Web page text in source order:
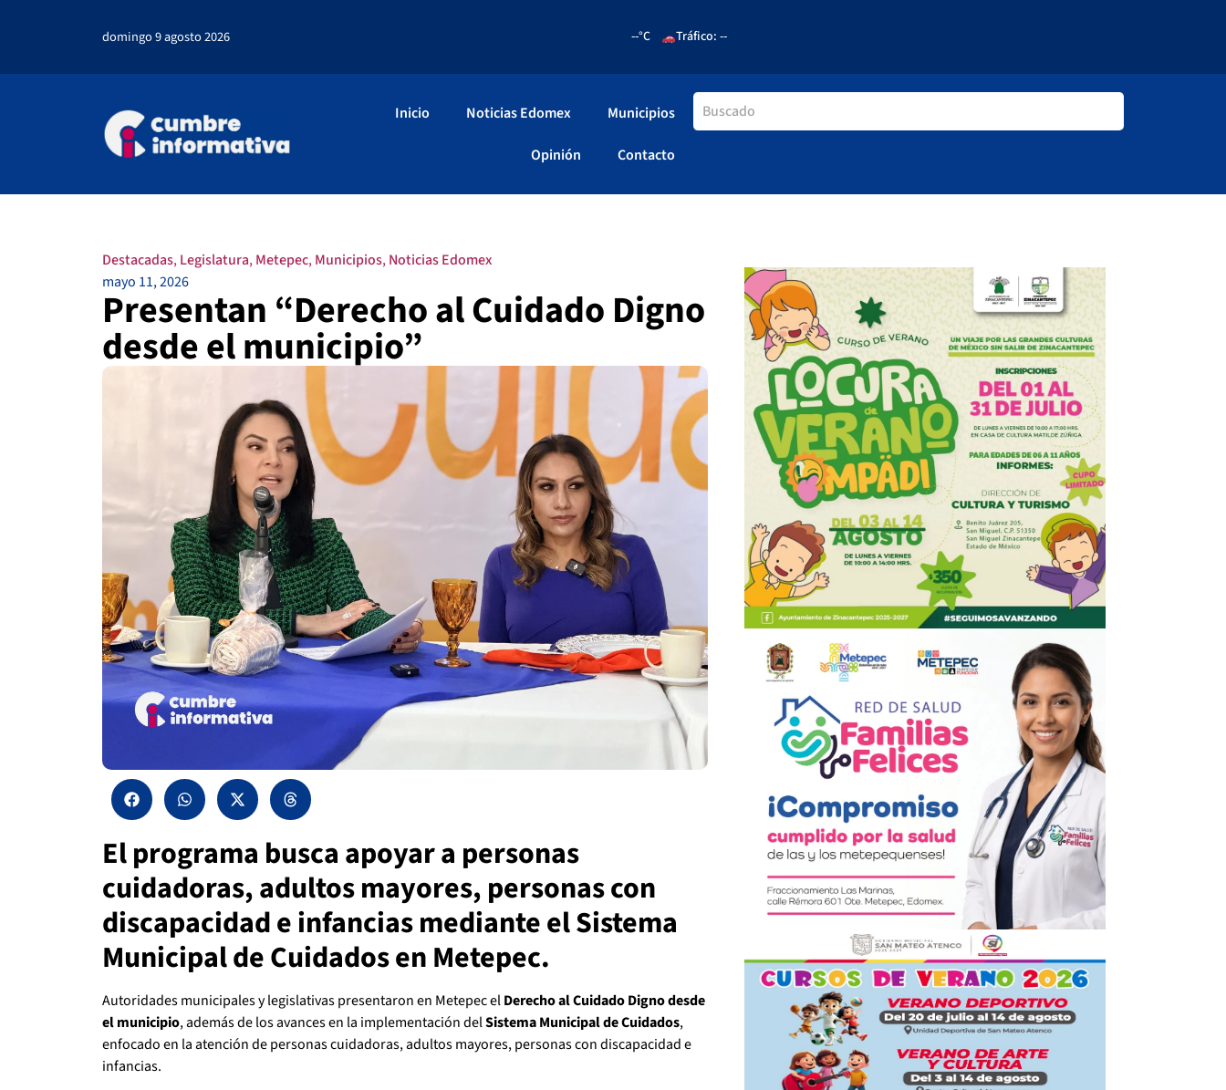
domingo 9 agosto 2026 --°C Tráfico: --
Inicio Noticias Edomex Municipios
Opinión Contacto
Destacadas,Legislatura,Metepec,Municipios,Noticias Edomex
mayo 11, 2026
Presentan “Derecho al Cuidado Digno
desde el municipio”
El programa busca apoyar a personas
cuidadoras, adultos mayores, personas con
discapacidad e infancias mediante el Sistema
Municipal de Cuidados en Metepec.
Autoridades municipales y legislativas presentaron en Metepec elDerecho al Cuidado Digno desde
el municipio, además de los avances en la implementación delSistema Municipal de Cuidados,
enfocado en la atención de personas cuidadoras, adultos mayores, personas con discapacidad e
infancias.